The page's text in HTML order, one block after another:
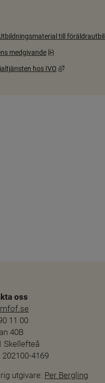
till
medgivande
Pdf, 1 MB.
hos IVO Länk till
oss
11 00
40B
Skellefteå
202100-4169
utgivare: Per Bergling